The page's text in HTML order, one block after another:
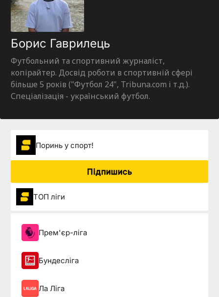
Борис Гаврилець
Футбольний та спортивний журналіст,
копірайтер. Досвід роботи в спортивній сфері
більше 5 років ("Футбол 24", Tribuna.com і т.д.).
Спеціалізація - український футбол.
Поринь у спорт!
Підпишись
ТОП ліги
Прем'єр-ліга
Бундесліга
Ла Ліга